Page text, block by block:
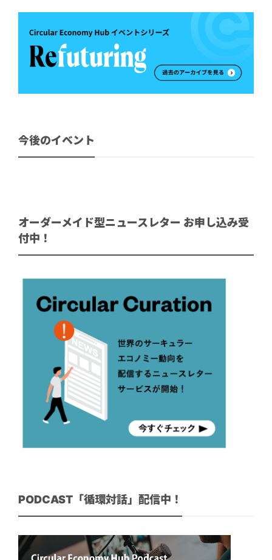
今後のイベント
オーダーメイド型ニュースレター お申し込み受
付中！
PODCAST「循環対話」配信中！